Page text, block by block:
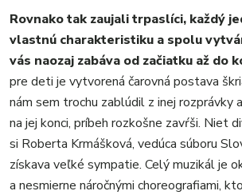
Rovnako tak zaujali trpaslíci, každý
vlastnú charakteristiku a spolu
vás naozaj zabáva od začiatku až do
pre deti je vytvorená čarovná postava
nám sem trochu zablúdil z inej rozprávky
na jej konci, príbeh rozkošne zavŕši. Niet
si Roberta Krmášková, vedúca súboru
získava veľké sympatie. Celý muzikál je
a nesmierne náročnými choreografiami,